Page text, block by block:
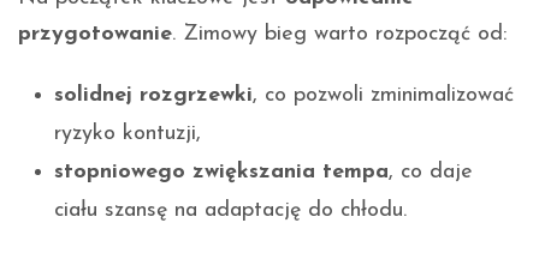
przygotowanie. Zimowy bieg warto rozpocząć od:
solidnej rozgrzewki, co pozwoli zminimalizować
ryzyko kontuzji,
stopniowego zwiększania tempa, co daje
ciału szansę na adaptację do chłodu.